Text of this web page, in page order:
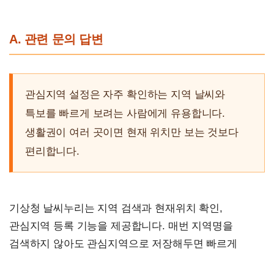
A. 관련 문의 답변
관심지역 설정은 자주 확인하는 지역 날씨와
특보를 빠르게 보려는 사람에게 유용합니다.
생활권이 여러 곳이면 현재 위치만 보는 것보다
편리합니다.
기상청 날씨누리는 지역 검색과 현재위치 확인,
관심지역 등록 기능을 제공합니다. 매번 지역명을
검색하지 않아도 관심지역으로 저장해두면 빠르게